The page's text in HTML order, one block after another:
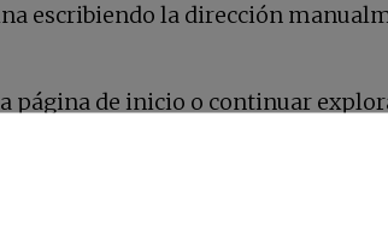
escribiendo la dirección
página de inicio o continuar